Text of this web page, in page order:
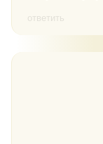
ответить